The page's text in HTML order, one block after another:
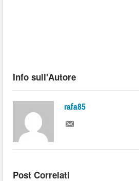
Info sull'Autore
rafa85
Post Correlati